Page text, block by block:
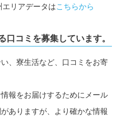
リアデータはこちらから
口コミを募集しています。
、寮生活など、口コミをお寄
報をお届けするためにメール
ありますが、より確かな情報